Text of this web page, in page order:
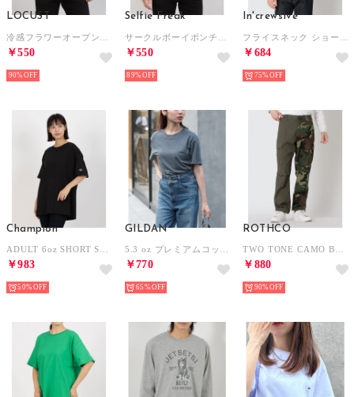
LOCUST
￥550
90%
Selfie Freak
￥550
89%
In'crewsive
￥684
75%
Champion
￥983
50%
GILDAN
￥770
65%
ROTHCO
￥880
90%